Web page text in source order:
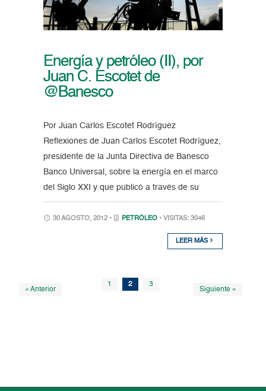
Energía y petróleo (II), por
Juan C. Escotet de
@Banesco
Por Juan Carlos Escotet Rodríguez
Reflexiones de Juan Carlos Escotet Rodríguez,
presidente de la Junta Directiva de Banesco
Banco Universal, sobre la energía en el marco
del Siglo XXI y que publicó a través de su
30 AGOSTO, 2012 • PETRÓLEO • VISITAS: 3046
LEER MÁS
« Anterior
1 2 3
Siguiente »